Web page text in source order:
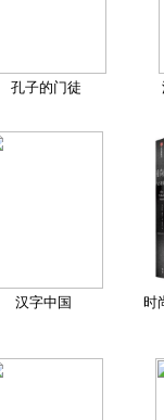
孔子的门徒
汉字中国
时